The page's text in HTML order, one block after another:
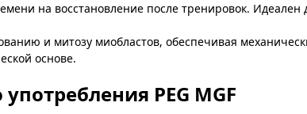
на восстановление после тренировок.
и митозу миобластов, обеспечивая
основе.
PEG MGF